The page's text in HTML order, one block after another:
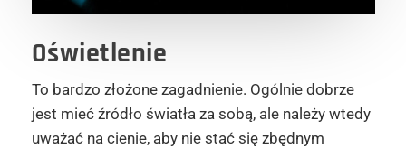
Oświetlenie
To bardzo złożone zagadnienie. Ogólnie dobrze
jest mieć źródło światła za sobą, ale należy wtedy
uważać na cienie, aby nie stać się zbędnym